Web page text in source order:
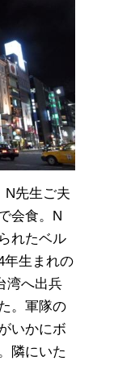
N先生ご夫
会食。N
れたベル
年生まれの
湾へ出兵
。軍隊の
いかにボ
隣にいた